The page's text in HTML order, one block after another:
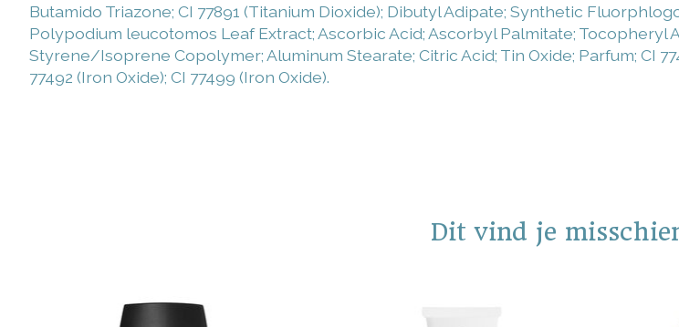
Butamido Triazone; CI 77891 (Titanium Dioxide); Dibutyl Adipate; Synthetic
Polypodium leucotomos Leaf Extract; Ascorbic Acid; Ascorbyl Palmitate; Tocopheryl
Styrene/Isoprene Copolymer; Aluminum Stearate; Citric Acid; Tin Oxide; Parfum; CI
77492 (Iron Oxide); CI 77499 (Iron Oxide).
Dit vind je